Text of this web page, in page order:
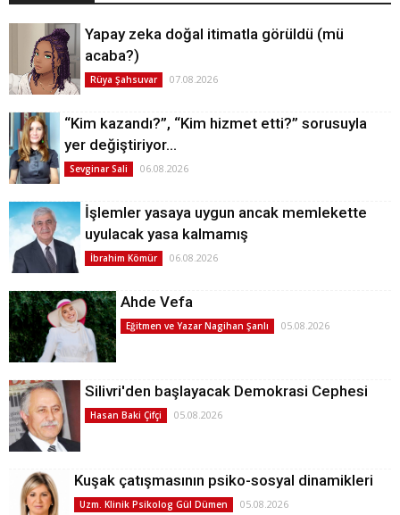
Yapay zeka doğal itimatla görüldü (mü
acaba?)
Rüya Şahsuvar 07.08.2026
“Kim kazandı?”, “Kim hizmet etti?” sorusuyla
yer değiştiriyor…
Sevginar Sali 06.08.2026
İşlemler yasaya uygun ancak memlekette
uyulacak yasa kalmamış
İbrahim Kömür 06.08.2026
Ahde Vefa
Eğitmen ve Yazar Nagihan Şanlı 05.08.2026
Silivri'den başlayacak Demokrasi Cephesi
Hasan Baki Çifçi 05.08.2026
Kuşak çatışmasının psiko-sosyal dinamikleri
Uzm. Klinik Psikolog Gül Dümen 05.08.2026